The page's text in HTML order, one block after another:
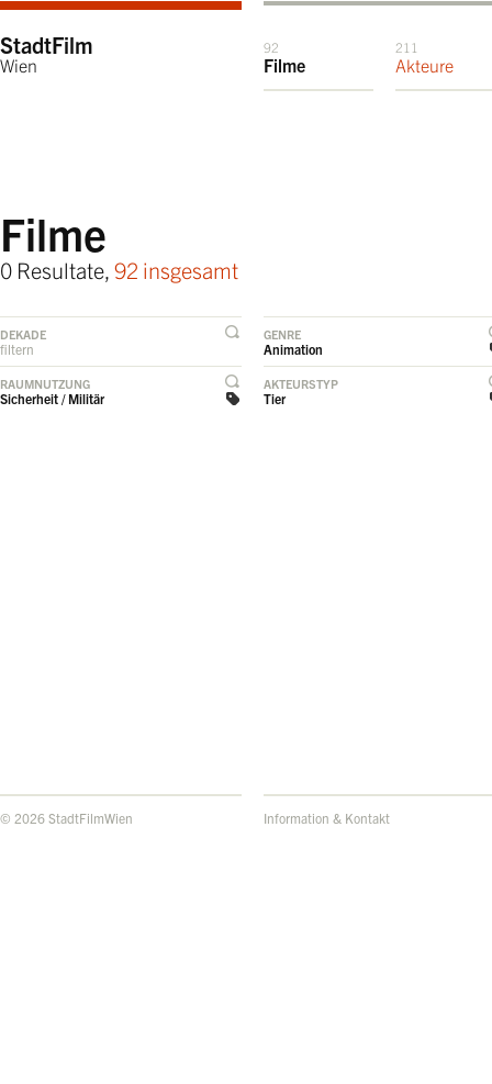
StadtFilm
Wien
92
Filme
211
Akteure
Filme
0 Resultate, 92 insgesamt
DEKADE
filtern
GENRE
Animation
RAUMNUTZUNG
Sicherheit / Militär
AKTEURSTYP
Tier
© 2026 StadtFilmWien Information & Kontakt